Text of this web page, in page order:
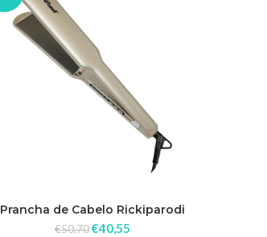
Prancha de Cabelo Rickiparodi
Ultraslim Pro Dourada 230ºC
€50,70 €40,55